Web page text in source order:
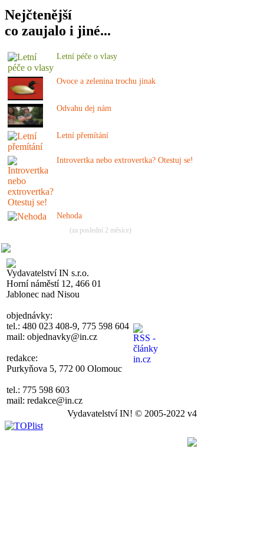
Nejčtenější
co zaujalo i jiné...
Letní péče o vlasy
Ovoce a zelenina trochu jinak
Odvahu dej nám
Letní přemítání
Introvertka nebo extrovertka? Otestuj se!
Nehoda
(za poslední 2 měsíce)
Vydavatelství IN s.r.o.
Horní náměstí 12, 466 01
Jablonec nad Nisou
objednávky:
tel.: 480 023 408-9, 775 598 604
mail: objednavky@in.cz
redakce:
Purkyňova 5, 772 00 Olomouc
tel.: 775 598 603
mail: redakce@in.cz
Vydavatelství IN! © 2005-2022 v4